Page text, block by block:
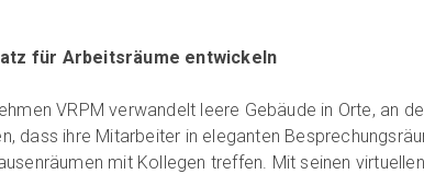
für Arbeitsräume entwickeln
VRPM verwandelt leere Gebäude in Orte, an
dass ihre Mitarbeiter in eleganten
mit Kollegen treffen. Mit seinen virtuellen